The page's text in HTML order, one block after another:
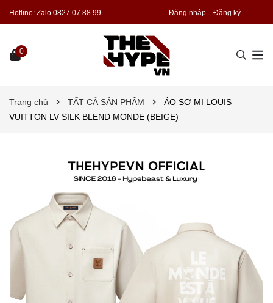
Hotline: Zalo 0827 07 88 99 Đăng nhập Đăng ký
0
Trang chủ TẤT CẢ SẢN PHẨM
ÁO SƠ MI LOUIS
VUITTON LV SILK BLEND MONDE (BEIGE)